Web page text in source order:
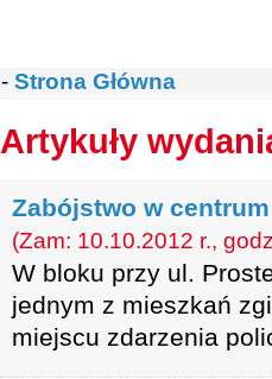
- Strona Główna
Artykuły
Zabójstwo w
(Zam: 10.10.2012 r.,
W bloku przy ul.
jednym z mieszkań
miejscu zdarzenia